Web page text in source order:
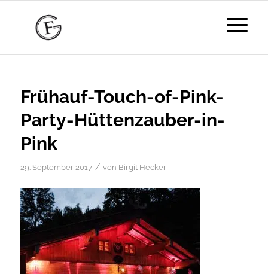
Frühauf-Touch-of-Pink-
Party-Hüttenzauber-in-
Pink
29. September 2017 / von Birgit Hecker